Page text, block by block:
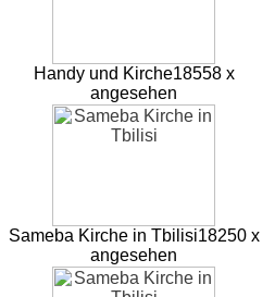
Handy und Kirche18558 x
angesehen
Sameba Kirche in Tbilisi18250 x
angesehen